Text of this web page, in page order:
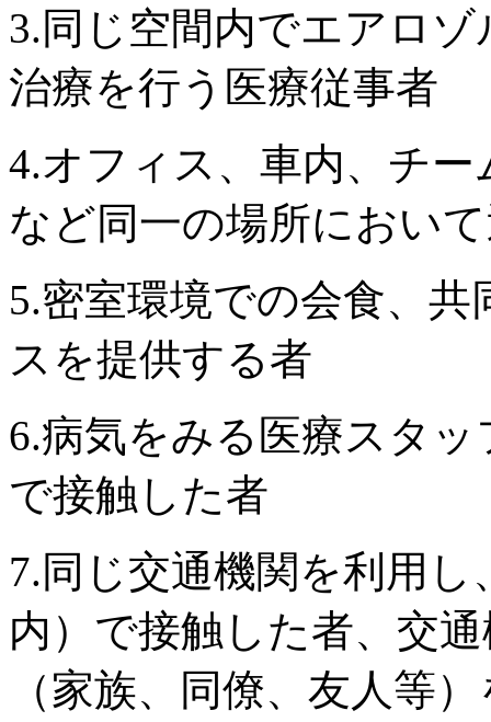
3.同じ空間内でエアロ
治療を行う医療従事者
4.オフィス、車内、チ
など同一の場所におい
5.密室環境での会食、
スを提供する者
6.病気をみる医療スタ
で接触した者
7.同じ交通機関を利用
内）で接触した者、交
（家族、同僚、友人等